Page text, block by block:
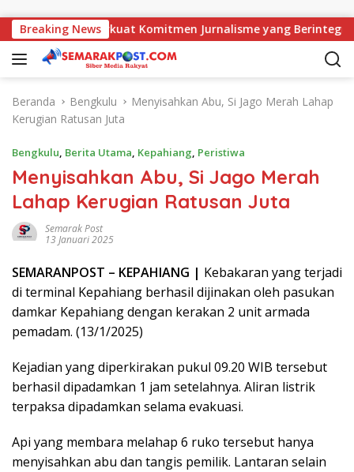
Breaking News
AMJ Perkuat Komitmen Jurnalisme yang Berintegritas
Beranda Bengkulu
Menyisahkan Abu, Si Jago Merah Lahap
Kerugian Ratusan Juta
Bengkulu, Berita Utama, Kepahiang, Peristiwa
Menyisahkan Abu, Si Jago Merah
Lahap Kerugian Ratusan Juta
Semarak Post
13 Januari 2025
SEMARANPOST – KEPAHIANG | Kebakaran yang terjadi
di terminal Kepahiang berhasil dijinakan oleh pasukan
damkar Kepahiang dengan kerakan 2 unit armada
pemadam. (13/1/2025)
Kejadian yang diperkirakan pukul 09.20 WIB tersebut
berhasil dipadamkan 1 jam setelahnya. Aliran listrik
terpaksa dipadamkan selama evakuasi.
Api yang membara melahap 6 ruko tersebut hanya
menyisahkan abu dan tangis pemilik. Lantaran selain